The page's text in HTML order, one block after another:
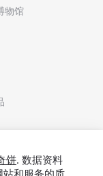
物馆
饼. 数据资料